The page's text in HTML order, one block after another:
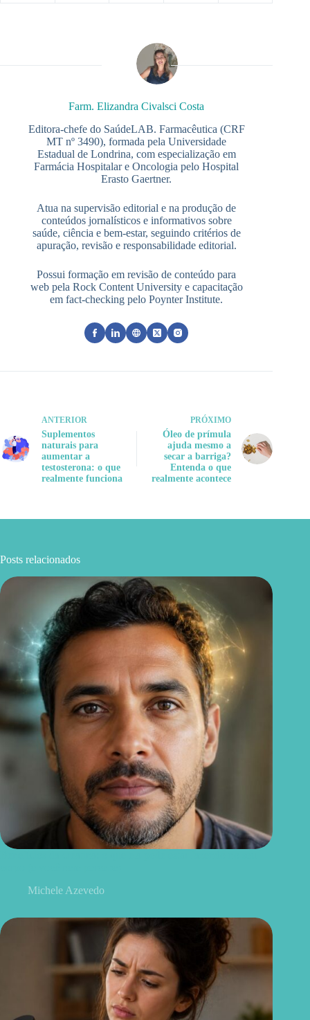
Farm. Elizandra Civalsci Costa
Editora-chefe do SaúdeLAB. Farmacêutica (CRF
MT nº 3490), formada pela Universidade
Estadual de Londrina, com especialização em
Farmácia Hospitalar e Oncologia pelo Hospital
Erasto Gaertner.
Atua na supervisão editorial e na produção de
conteúdos jornalísticos e informativos sobre
saúde, ciência e bem-estar, seguindo critérios de
apuração, revisão e responsabilidade editorial.
Possui formação em revisão de conteúdo para
web pela Rock Content University e capacitação
em fact-checking pelo Poynter Institute.
ANTERIOR
Suplementos
naturais para
aumentar a
testosterona: o que
realmente funciona
PRÓXIMO
Óleo de prímula
ajuda mesmo a
secar a barriga?
Entenda o que
realmente acontece
Posts relacionados
Michele Azevedo